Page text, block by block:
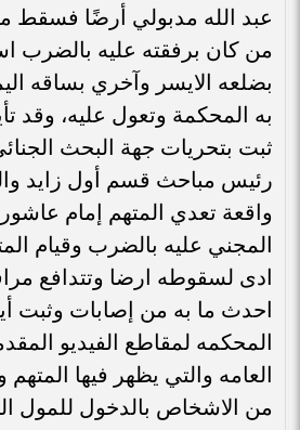
عبد الله مدبولي أرضًا فسقط
من كان برفقته عليه بالضرب
بضلعه الايسر وآخري بساقه
به المحكمة وتعول عليه، وقد
ثبت بتحريات جهة البحث
رئيس مباحث قسم أول زايد
واقعة تعدي المتهم إمام
المجني عليه بالضرب وقيام
ادى لسقوطه ارضا وتتدافع
احدث ما به من إصابات وثبت
المحكمه لمقاطع الفيديو
العامه والتي يظهر فيها
من الاشخاص بالدخول للمول